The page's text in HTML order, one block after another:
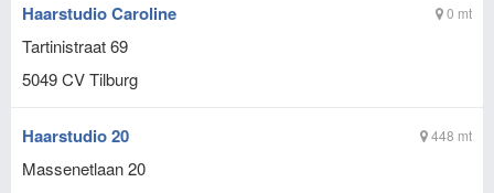
0 mt
Haarstudio Caroline
Tartinistraat 69
5049 CVTilburg
448 mt
Haarstudio 20
Massenetlaan 20